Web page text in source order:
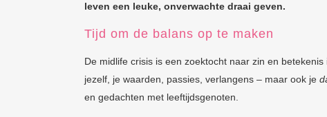
leven een leuke, onverwachte draai geven.
Tijd om de balans op te maken
De midlife crisis is een zoektocht naar zin en
jezelf, je waarden, passies, verlangens – maar ook je
en gedachten met leeftijdsgenoten.